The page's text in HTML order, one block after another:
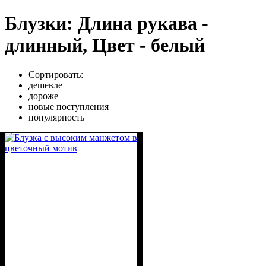
Блузки: Длина рукава -
длинный, Цвет - белый
Сортировать:
дешевле
дороже
новые поступления
популярность